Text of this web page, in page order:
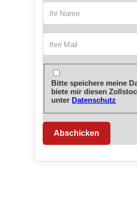
Bitte speichere meine
biete mir diesen
unter Datenschutz
Abschicken